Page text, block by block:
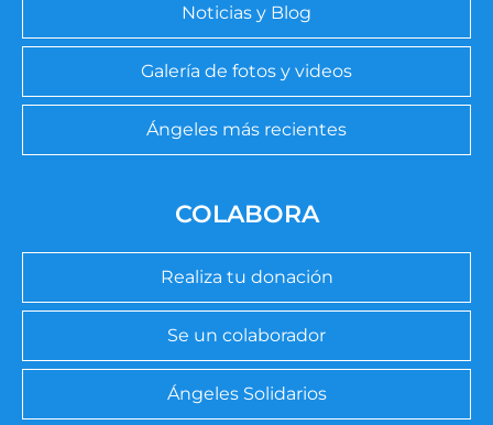
Noticias y Blog
Galería de fotos y videos
Ángeles más recientes
COLABORA
Realiza tu donación
Se un colaborador
Ángeles Solidarios